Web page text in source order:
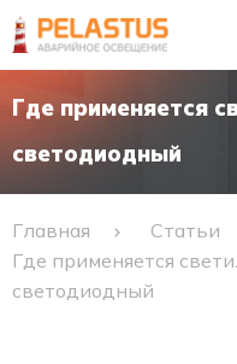
Где применяется
светодиодный
Главная
Статьи
Где применяется
светодиодный